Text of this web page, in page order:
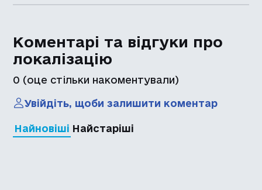
Коментарі та відгуки про
локалізацію
0 (оце стільки накоментували)
Увійдіть, щоби залишити коментар
Найновіші Найстаріші